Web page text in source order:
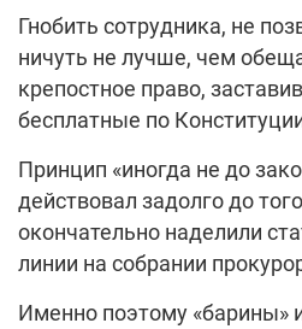
Гнобить сотрудника, не
ничуть не лучше, чем
крепостное право,
бесплатные по
Принцип «иногда не до
действовал задолго до
окончательно наделили
линии на собрании
Именно поэтому «барины»